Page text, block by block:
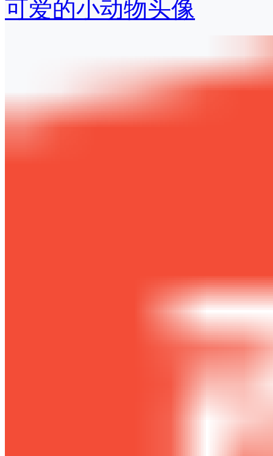
可爱的小动物头像